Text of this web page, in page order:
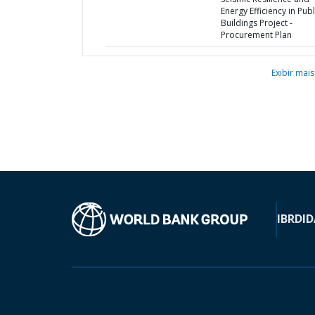
Energy Efficiency in
Buildings Project -
Procurement Plan
Exibir mais
IBRD